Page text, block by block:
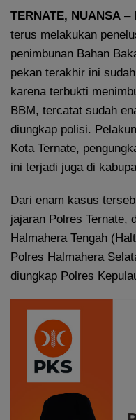
TERNATE, NUANSA –
terus melakukan
penimbunan Bahan
pekan terakhir ini
karena terbukti
BBM, tercatat sudah
diungkap polisi.
Kota Ternate,
ini terjadi juga di
Dari enam kasus
jajaran Polres Ternate,
Halmahera Tengah
Polres Halmahera
diungkap Polres